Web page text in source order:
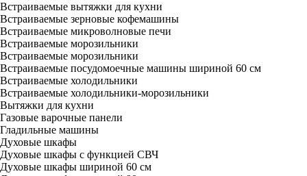
Встраиваемые вытяжки для кухни
Встраиваемые зерновые кофемашины
Встраиваемые микроволновые печи
Встраиваемые морозильники
Встраиваемые морозильники
Встраиваемые посудомоечные машины шириной 60 см
Встраиваемые холодильники
Встраиваемые холодильники-морозильники
Вытяжки для кухни
Газовые варочные панели
Гладильные машины
Духовые шкафы
Духовые шкафы с функцией СВЧ
Духовые шкафы шириной 60 см